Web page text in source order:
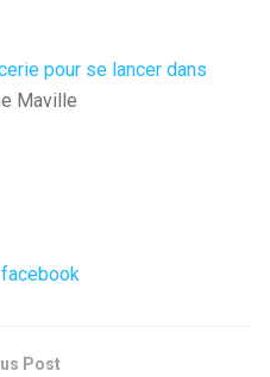
pour se lancer dans
Maville
Post